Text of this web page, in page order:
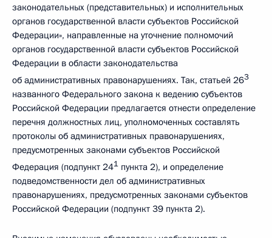
законодательных (представительных) и исполнительных
органов государственной власти субъектов Российской
Федерации», направленные на уточнение полномочий
органов государственной власти субъектов Российской
Федерации в области законодательства
об административных правонарушениях. Так, статьей 263
названного Федерального закона к ведению субъектов
Российской Федерации предлагается отнести определение
перечня должностных лиц, уполномоченных составлять
протоколы об административных правонарушениях,
предусмотренных законами субъектов Российской
Федерация (подпункт 241 пункта 2), и определение
подведомственности дел об административных
правонарушениях, предусмотренных законами субъектов
Российской Федерации (подпункт 39 пункта 2).